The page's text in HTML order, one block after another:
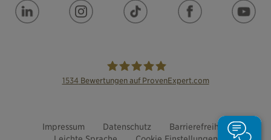
1534 Bewertungen auf ProvenExpert.com
Impressum Datenschutz
Barrierefreiheit